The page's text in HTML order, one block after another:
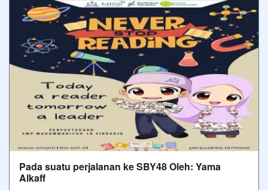
Pada suatu perjalanan ke SBY48 Oleh: Yama
Alkaff